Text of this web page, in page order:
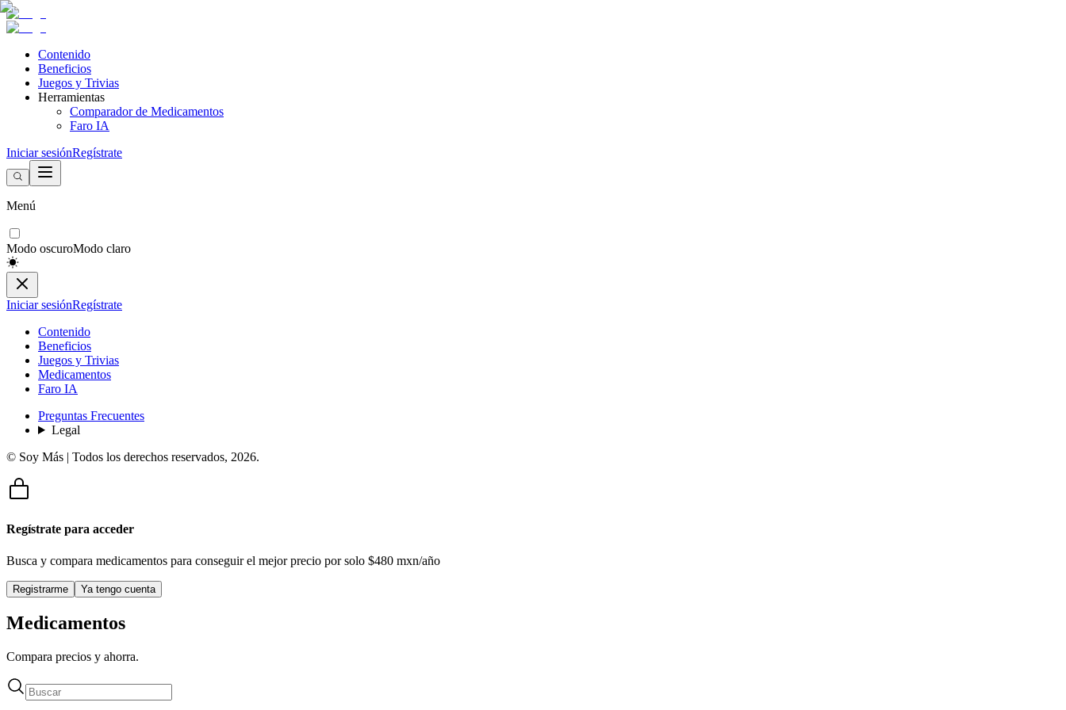
Contenido
Beneficios
Juegos y Trivias
Herramientas
Comparador de Medicamentos
Faro IA
Iniciar sesiónRegístrate
Menú
Modo oscuroModo claro
Iniciar sesiónRegístrate
Contenido
Beneficios
Juegos y Trivias
Medicamentos
Faro IA
Preguntas Frecuentes
Legal
© Soy Más | Todos los derechos reservados, 2026.
Regístrate para acceder
Busca y compara medicamentos para conseguir el mejor precio por solo $480 mxn/año
Registrarme Ya tengo cuenta
Medicamentos
Compara precios y ahorra.